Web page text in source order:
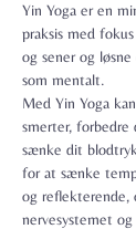
Yin Yoga er en
praksis med
og sener og
som mentalt.
Med Yin Yoga
smerter, forbedre
sænke dit
for at sænke
og reflekterende,
nervesystemet